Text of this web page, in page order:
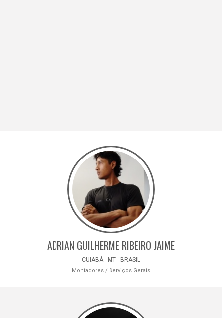
ADRIAN GUILHERME RIBEIRO JAIME
CUIABÁ - MT - BRASIL
Montadores / Serviços Gerais